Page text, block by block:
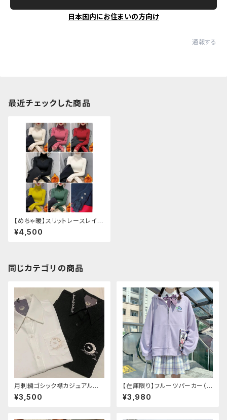
日本国内にお住まいの方向け
通報する
最近チェックした商品
【めちゃ暖】スリットレースレイヤ
ードリブニット
¥4,500
同じカテゴリの商品
月刺繍ゴシック襟カジュアルブラ
ウス(長袖)
¥3,500
【在庫限り】フルーツパーカー（ブ
ルべリ、ブドウ、キウイ、チェリー、
ぶどう
¥3,980